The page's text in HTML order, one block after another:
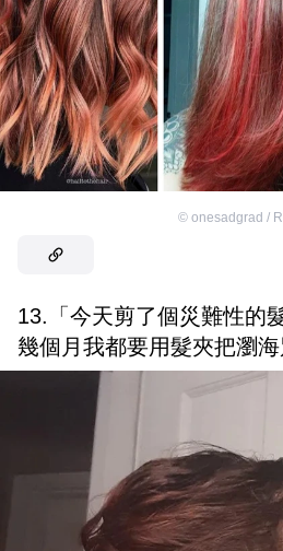
© onesadgrad /
13.「今天剪了個災難性的
幾個月我都要用髮夾把瀏海